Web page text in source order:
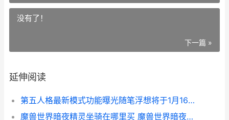
没有了！
下一篇 »
延伸阅读
第五人格最新模式功能曝光随笔浮想将于1月16日开启 第五人格最新模式怎么进入归宿大厅
魔兽世界暗夜精灵坐骑在哪里买 魔兽世界暗夜精灵NPC